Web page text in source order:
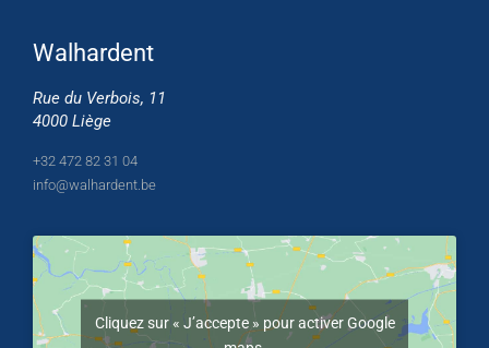
Walhardent
Rue du Verbois, 11
4000 Liège
+32 472 82 31 04
info@walhardent.be
Cliquez sur « J’accepte » pour activer Google